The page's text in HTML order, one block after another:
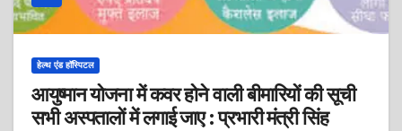
हेल्थ एंड हॉस्पिटल
आयुष्मान योजना में कवर होने वाली बीमारियों की सूची
सभी अस्पतालों में लगाई जाए : प्रभारी मंत्री सिंह